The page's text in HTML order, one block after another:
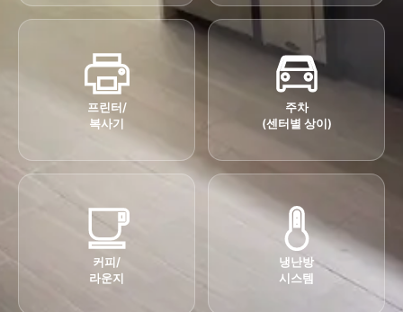
프린터/
복사기
주차
(센터별 상이)
커피/
라운지
냉난방
시스템